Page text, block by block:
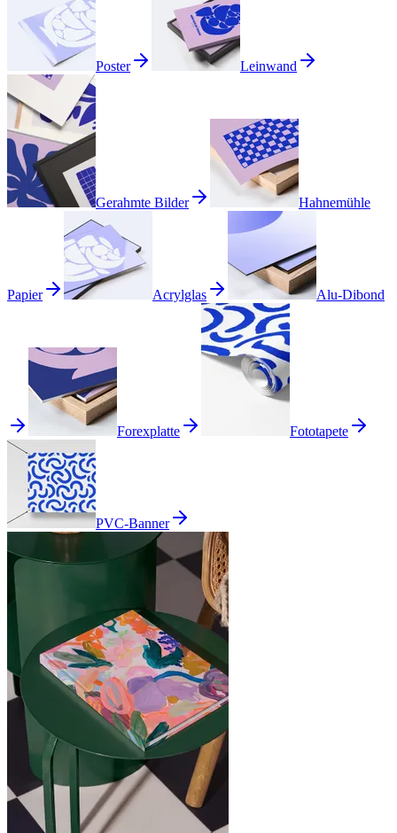
Poster Leinwand
Gerahmte Bilder Hahnemühle
Papier Acrylglas Alu-Dibond
Forexplatte Fototapete
PVC-Banner